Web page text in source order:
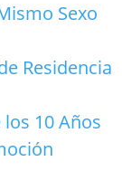
Sexo
Residencia
10 Años